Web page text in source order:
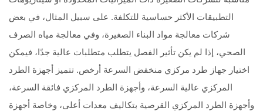
التطبيقات الأكثر حساسية للتكلفة. على سبيل المثال، في بعض
شركات معالجة مواد البناء الصغيرة، وفي معالجة مياه الصرف
الصحي، إذا لم يكن تأثير الفصل يتطلب متطلبات عالية جدًا، فيمكن
اختيار جهاز طرد مركزي منخفض السرعة أرخص. تتميز أجهزة الطرد
المركزي عالية السرعة، وأجهزة الطرد المركزي فائقة السرعة،
وأجهزة الطرد المركزي القرصية بتكاليف معدات أعلى، وخاصة أجهزة